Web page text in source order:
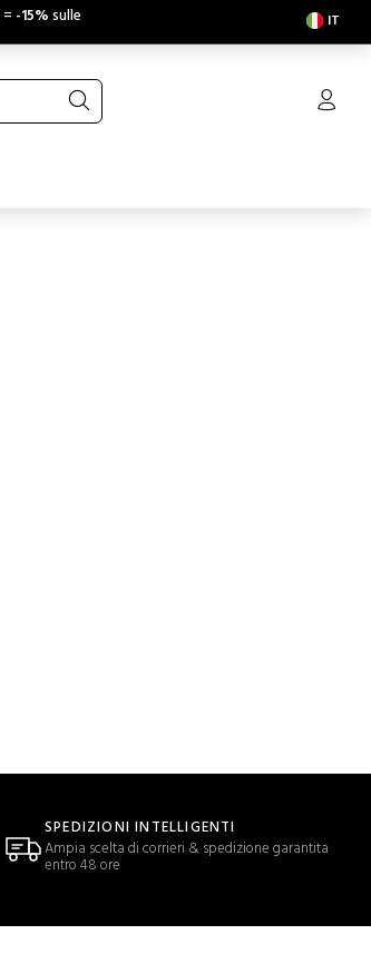
= -15%sulle IT
SPEDIZIONI INTELLIGENTI
Ampia scelta di corrieri & spedizione garantita
entro 48 ore